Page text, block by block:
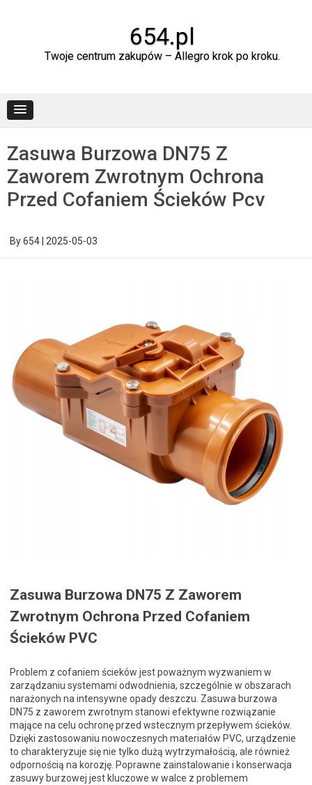
654.pl
Twoje centrum zakupów – Allegro krok po kroku.
Zasuwa Burzowa DN75 Z
Zaworem Zwrotnym Ochrona
Przed Cofaniem Ścieków Pcv
By654 2025-05-03
Zasuwa Burzowa DN75 Z Zaworem
Zwrotnym Ochrona Przed Cofaniem
Ścieków PVC
Problem z cofaniem ścieków jest poważnym wyzwaniem w
zarządzaniu systemami odwodnienia, szczególnie w obszarach
narażonych na intensywne opady deszczu. Zasuwa burzowa
DN75 z zaworem zwrotnym stanowi efektywne rozwiązanie
mające na celu ochronę przed wstecznym przepływem ścieków.
Dzięki zastosowaniu nowoczesnych materiałów PVC, urządzenie
to charakteryzuje się nie tylko dużą wytrzymałością, ale również
odpornością na korozję. Poprawne zainstalowanie i konserwacja
zasuwy burzowej jest kluczowe w walce z problemem